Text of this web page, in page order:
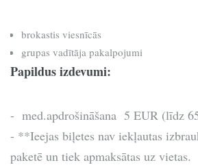
brokastis viesnīcās
grupas vadītāja pakalpojumi
Papildus izdevumi:
- med.apdrošināšana 5 EUR (līdz
- **Ieejas biļetes nav iekļautas
paketē un tiek apmaksātas uz vietas.